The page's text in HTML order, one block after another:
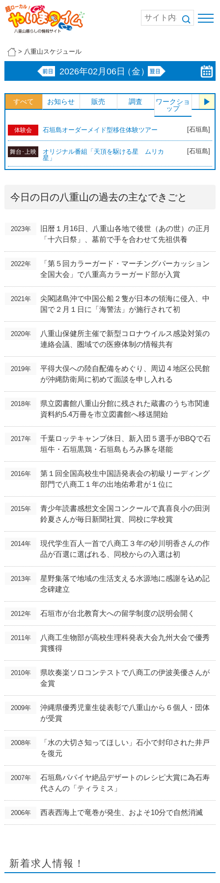
> 八重山スケジュール
2026年02月06日（金）
すべて お知らせ 販売 調査
ワークショ
ップ
体験
体験会 石垣島オーダーメイド型移住体験ツアー [石垣島]
舞台･上映
オリジナル番組「天頂を駆ける星 ムリカ
星」
[石垣島]
今日の日の八重山の過去の主なできごと
2023年
旧暦１月16日、八重山各地で後世（あの世）の正月
「十六日祭」、墓前で手を合わせて先祖供養
2022年
「第５回カラーガード・マーチングパーカッション
全国大会」で八重高カラーガード部が入賞
2021年
尖閣諸島沖で中国公船２隻が日本の領海に侵入、中
国で２月１日に「海警法」が施行されて初
2020年
八重山保健所主催で新型コロナウイルス感染対策の
連絡会議、圏域での医療体制の情報共有
2019年
平得大俣への陸自配備をめぐり、周辺４地区公民館
が沖縄防衛局に初めて面談を申し入れる
2018年
県立図書館八重山分館に残された蔵書のうち市関連
資料約5.4万冊を市立図書館へ移送開始
2017年
千葉ロッテキャンプ休日、新入団５選手がBBQで石
垣牛・石垣黒鶏・石垣島もろみ豚を堪能
2016年
第１回全国高校生中国語発表会の初級リーディング
部門で八商工１年の出地佑希君が１位に
2015年
青少年読書感想文全国コンクールで真喜良小の田渕
鈴夏さんが毎日新聞社賞、同校に学校賞
2014年
現代学生百人一首で八商工３年の砂川明香さんの作
品が百選に選ばれる、同校からの入選は初
2013年
星野集落で地域の生活支える水源地に感謝を込め記
念碑建立
2012年 石垣市が台北教育大への留学制度の説明会開く
2011年
八商工生物部が高校生理科発表大会九州大会で優秀
賞獲得
2010年
県吹奏楽ソロコンテストで八商工の伊波美優さんが
金賞
2009年
沖縄県優秀児童生徒表彰で八重山から６個人・団体
が受賞
2008年
「水の大切さ知ってほしい」石小で封印された井戸
を復元
2007年
石垣島パパイヤ絶品デザートのレシピ大賞に為石寿
代さんの「ティラミス」
2006年 西表西海上で竜巻が発生、およそ10分で自然消滅
新着求人情報！